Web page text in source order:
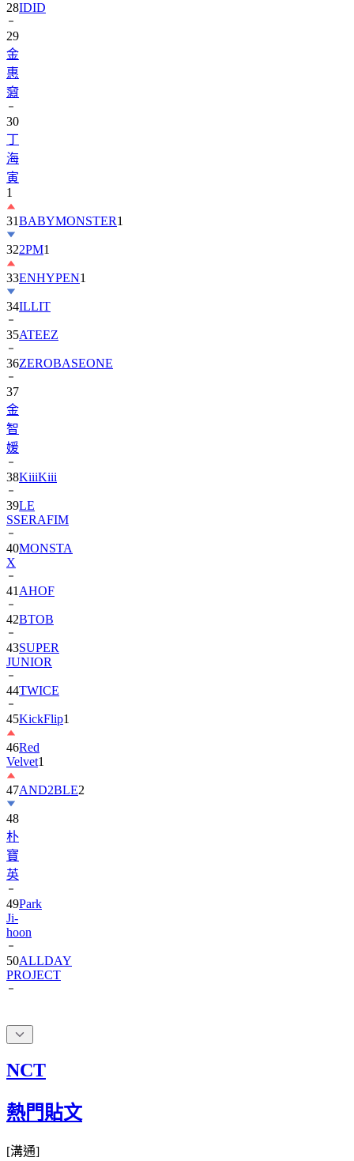
29
金
惠
奫
30
丁
海
寅
1
31
322PM1
33ENHYPEN
34ILLIT
35ATEEZ
36ZEROBASEONE
37
金
智
媛
38
39LE
SSERAFIM
40MONSTA
X
41
42 BTOB
43SUPER
JUNIOR
44TWICE
45KickFlip
46Red
Velvet
47AND2BLE
48
朴
寶
英
49
Ji-
hoon
50ALLDAY
PROJECT
NCT
熱門貼文
[溝通]